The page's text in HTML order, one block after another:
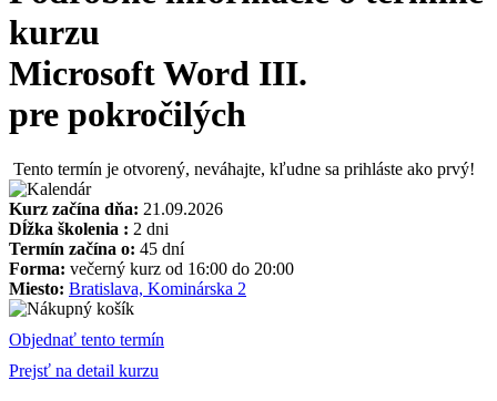
kurzu
Microsoft Word III.
pre pokročilých
Tento termín je otvorený, neváhajte, kľudne sa prihláste ako prvý!
Kurz začína dňa: 21.09.2026
Dĺžka školenia : 2 dni
Termín začína o: 45 dní
Forma: večerný kurz od 16:00 do 20:00
Miesto: Bratislava, Kominárska 2
Objednať tento termín
Prejsť na detail kurzu